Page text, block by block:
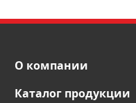
О компании
Каталог продукции